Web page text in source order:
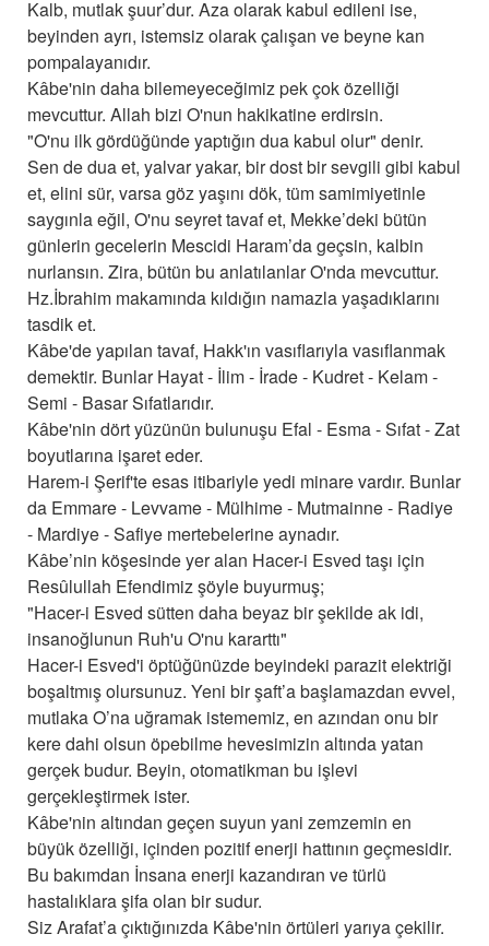
Kalb, mutlak şuur’dur. Aza olarak kabul edileni ise,
beyinden ayrı, istemsiz olarak çalışan ve beyne kan
pompalayanıdır.
Kâbe'nin daha bilemeyeceğimiz pek çok özelliği
mevcuttur. Allah bizi O'nun hakikatine erdirsin.
"O'nu ilk gördüğünde yaptığın dua kabul olur" denir.
Sen de dua et, yalvar yakar, bir dost bir sevgili gibi kabul
et, elini sür, varsa göz yaşını dök, tüm samimiyetinle
saygınla eğil, O'nu seyret tavaf et, Mekke’deki bütün
günlerin gecelerin Mescidi Haram’da geçsin, kalbin
nurlansın. Zira, bütün bu anlatılanlar O'nda mevcuttur.
Hz.İbrahim makamında kıldığın namazla yaşadıklarını
tasdik et.
Kâbe'de yapılan tavaf, Hakk'ın vasıflarıyla vasıflanmak
demektir. Bunlar Hayat - İlim - İrade - Kudret - Kelam -
Semi - Basar Sıfatlarıdır.
Kâbe'nin dört yüzünün bulunuşu Efal - Esma - Sıfat - Zat
boyutlarına işaret eder.
Harem-i Şerif'te esas itibariyle yedi minare vardır. Bunlar
da Emmare - Levvame - Mülhime - Mutmainne - Radiye
- Mardiye - Safiye mertebelerine aynadır.
Kâbe’nin köşesinde yer alan Hacer-i Esved taşı için
Resûlullah Efendimiz şöyle buyurmuş;
"Hacer-i Esved sütten daha beyaz bir şekilde ak idi,
insanoğlunun Ruh'u O'nu kararttı"
Hacer-i Esved'i öptüğünüzde beyindeki parazit elektriği
boşaltmış olursunuz. Yeni bir şaft’a başlamazdan evvel,
mutlaka O’na uğramak istememiz, en azından onu bir
kere dahi olsun öpebilme hevesimizin altında yatan
gerçek budur. Beyin, otomatikman bu işlevi
gerçekleştirmek ister.
Kâbe'nin altından geçen suyun yani zemzemin en
büyük özelliği, içinden pozitif enerji hattının geçmesidir.
Bu bakımdan İnsana enerji kazandıran ve türlü
hastalıklara şifa olan bir sudur.
Siz Arafat’a çıktığınızda Kâbe'nin örtüleri yarıya çekilir.